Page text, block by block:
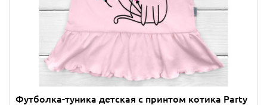
Футболка-туника детская с принтом котика Party